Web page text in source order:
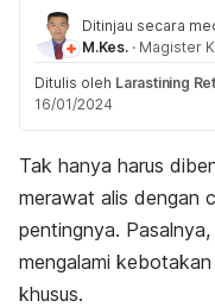
Ditinjau secara
M.Kes. · Magister
Ditulis oleh Larastining
16/01/2024
Tak hanya harus
merawat alis dengan
pentingnya.
mengalami
khusus.